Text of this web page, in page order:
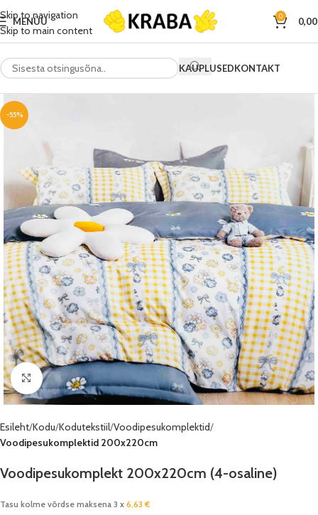
Skip to navigation
Skip to main content
MENÜÜ 0
KAUPLUSEDKONTAKT
-55%
Vaata pilti
Esileht Kodu Kodutekstiil Voodipesukomplektid
Voodipesukomplektid 200x220cm
Voodipesukomplekt 200x220cm (4-osaline)
Tasu kolme võrdse maksena 3 x 6,63€